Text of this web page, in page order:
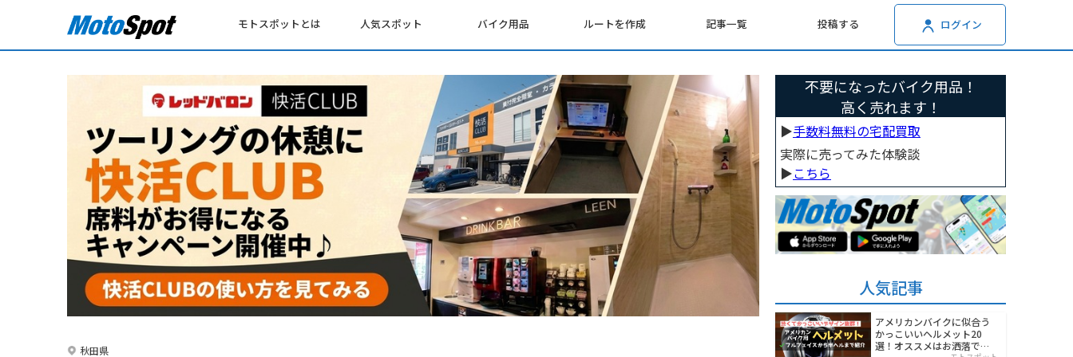
モトスポットとは 人気スポット バイク用品 ルートを作成 記事一覧 投稿する ログイン
秋田県
不要になったバイク用品！
高く売れます！
▶︎手数料無料の宅配買取
実際に売ってみた体験談
▶︎こちら
人気記事
アメリカンバイクに似合う
かっこいいヘルメット20
選！オススメはお洒落でワ